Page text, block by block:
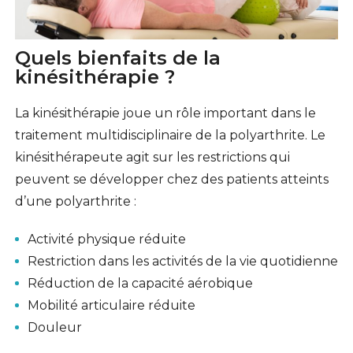
Quels bienfaits de la
kinésithérapie ?
La kinésithérapie joue un rôle important dans le
traitement multidisciplinaire de la polyarthrite. Le
kinésithérapeute agit sur les restrictions qui
peuvent se développer chez des patients atteints
d’une polyarthrite :
Activité physique réduite
Restriction dans les activités de la vie quotidienne
Réduction de la capacité aérobique
Mobilité articulaire réduite
Douleur